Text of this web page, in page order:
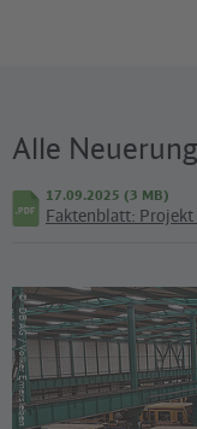
Alle
17.09.2025 (3 MB)
Faktenblatt:
©
DB AG / Volker Emersleben